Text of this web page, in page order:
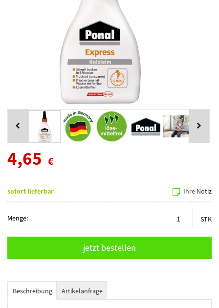
4,65 €
sofort lieferbar Ihre Notiz
Menge: STK
Beschreibung Artikelanfrage